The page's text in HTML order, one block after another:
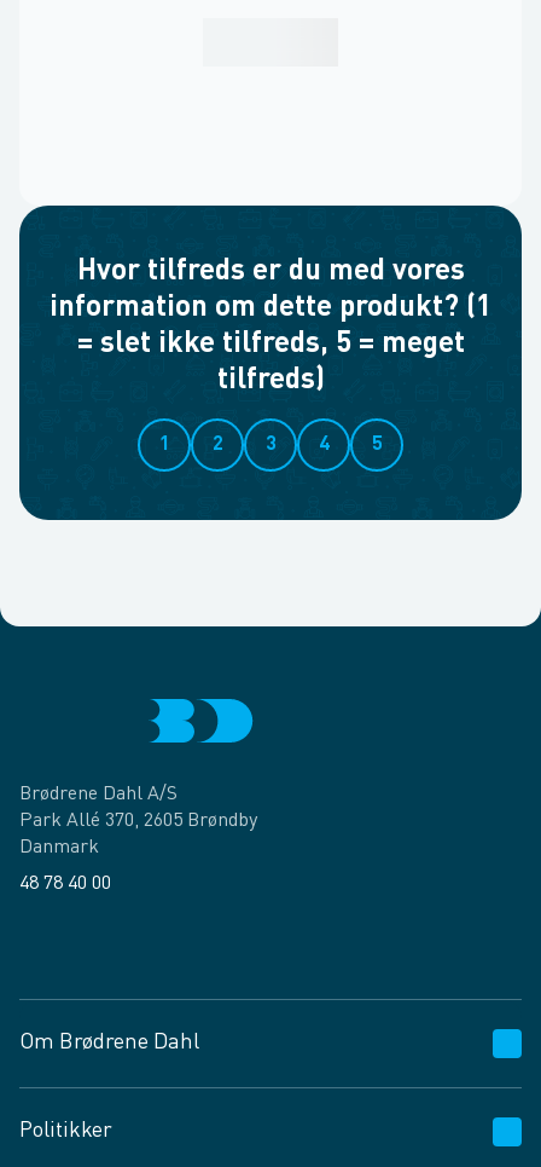
Hvor tilfreds er du med vores
information om dette produkt? (1
= slet ikke tilfreds, 5 = meget
tilfreds)
1 2 3 4 5
Brødrene Dahl A/S
Park Allé 370, 2605 Brøndby
Danmark
48 78 40 00
Om Brødrene Dahl
Vagttelefon 30 10 89 89
Politikker